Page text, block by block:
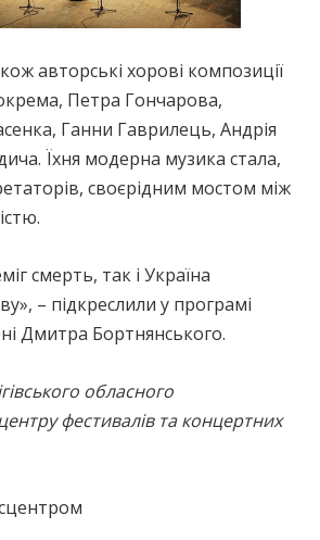
авторські хорові композиції
Петра Гончарова,
Ганни Гаврилець, Андрія
Їхня модерна музика стала,
своєрідним мостом між
смерть, так і Україна
– підкреслили у програмі
Дмитра Бортнянського.
обласного
фестивалів та концертних